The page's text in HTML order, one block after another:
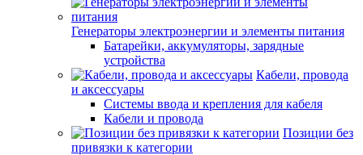
Генераторы электроэнергии и элементы питания
Батарейки, аккумуляторы, зарядные
устройства
Кабели, провода
и аксессуары
Системы ввода и крепления для кабеля
Кабели и провода
Позиции без
привязки к категории